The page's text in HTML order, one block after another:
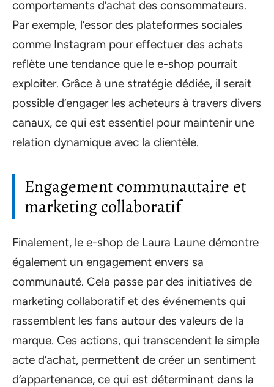
comportements d’achat des consommateurs.
Par exemple, l’essor des plateformes sociales
comme Instagram pour effectuer des achats
reflète une tendance que le e-shop pourrait
exploiter. Grâce à une stratégie dédiée, il serait
possible d’engager les acheteurs à travers divers
canaux, ce qui est essentiel pour maintenir une
relation dynamique avec la clientèle.
Engagement communautaire et
marketing collaboratif
Finalement, le e-shop de Laura Laune démontre
également un engagement envers sa
communauté. Cela passe par des initiatives de
marketing collaboratif et des événements qui
rassemblent les fans autour des valeurs de la
marque. Ces actions, qui transcendent le simple
acte d’achat, permettent de créer un sentiment
d’appartenance, ce qui est déterminant dans la